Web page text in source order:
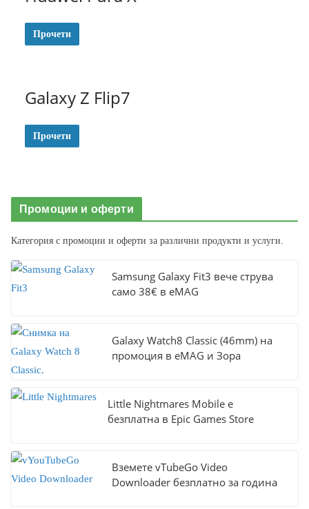
Прочети
Galaxy Z Flip7
Прочети
Промоции и оферти
Категория с промоции и оферти за различни продукти и услуги.
Samsung Galaxy Fit3 вече струва
само 38€ в eMAG
Galaxy Watch8 Classic (46mm) на
промоция в eMAG и Зора
Little Nightmares Mobile е
безплатна в Epic Games Store
Вземете vTubeGo Video
Downloader безплатно за година